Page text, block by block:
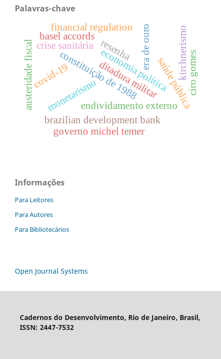
Palavras-chave
constituição de 1988
economia política
endividamento externo
covid-19 saúde pública
austeridade fiscal monetarismo
era de ouro
crise sanitária
brazilian development bank
basel accords
financial regulation
governo michel temer
ditadura militar ciro gomes
kirchnerismo
resenha
Informações
Para Leitores
Para Autores
Para Bibliotecários
Open Journal Systems
Cadernos do Desenvolvimento, Rio de Janeiro, Brasil,
ISSN: 2447-7532